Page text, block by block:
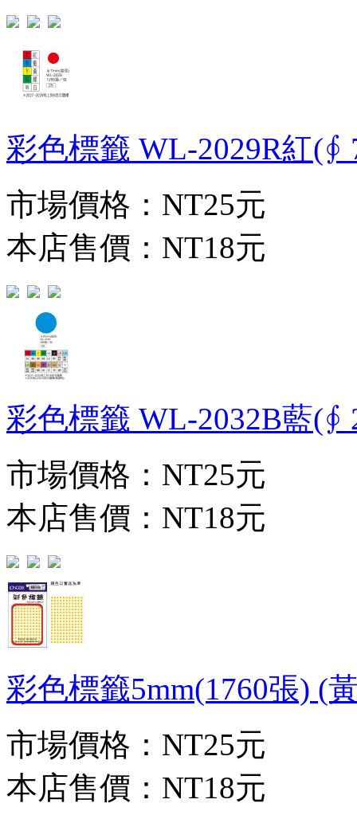
彩色標籤 WL-2029R紅(∮
市場價格： NT25元
本店售價： NT18元
彩色標籤 WL-2032B藍(∮
市場價格： NT25元
本店售價： NT18元
彩色標籤5mm(1760張) (
市場價格： NT25元
本店售價： NT18元